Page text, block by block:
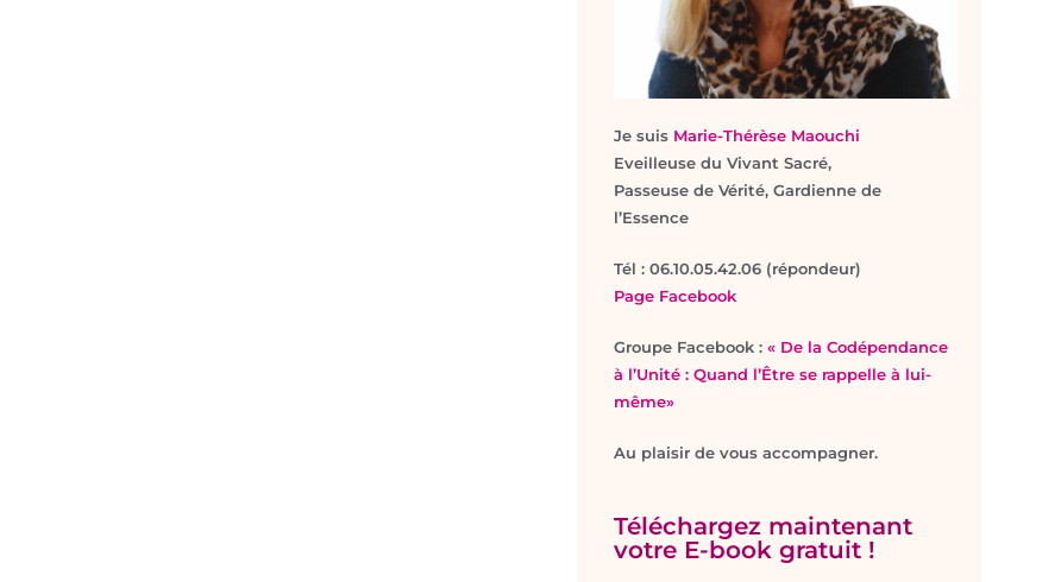
Je suis Marie-Thérèse Maouchi
Eveilleuse du Vivant Sacré,
Passeuse de Vérité, Gardienne de
l’Essence
Tél : 06.10.05.42.06 (répondeur)
Page Facebook
Groupe Facebook :« De la Codépendance
à l’Unité : Quand l’Être se rappelle à lui-
même»
Au plaisir de vous accompagner.
Téléchargez maintenant
votre E-book gratuit !